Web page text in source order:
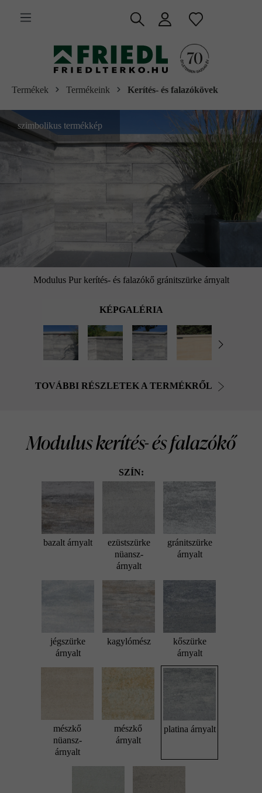
tartalomra
Termékek Termékeink Kerítés- és falazókövek
Modulus Pur kerítés- és falazókő gránitszürke árnyalt
szimbolikus termékkép
KÉPGALÉRIA
TOVÁBBI RÉSZLETEK A TERMÉKRŐL
Modulus kerítés- és falazókő
SZÍN:
bazalt árnyalt
ezüstszürke
nüansz-
árnyalt
gránitszürke
árnyalt
jégszürke
árnyalt
kagylómész
kőszürke
árnyalt
mészkő
nüansz-
árnyalt
mészkő
árnyalt
platina árnyalt